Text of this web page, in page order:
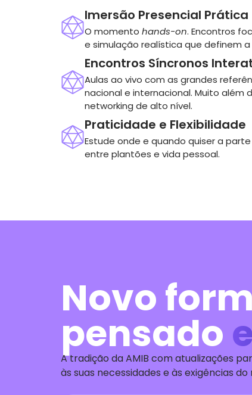
Imersão Presencial Prática
O momento hands-on. Encontros
e simulação realística que definem
Encontros Síncronos
Aulas ao vivo com as grandes
nacional e internacional. Muito além
networking de alto nível.
Praticidade e Flexibilidade
Estude onde e quando quiser a
entre plantões e vida pessoal.
Novo
pensado
A tradição da AMIB com atualizações
às suas necessidades e às exigências